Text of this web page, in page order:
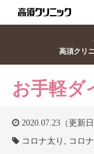
高須クリ
お手軽ダ
2020.07.23（更新
コロナ太り , コロ